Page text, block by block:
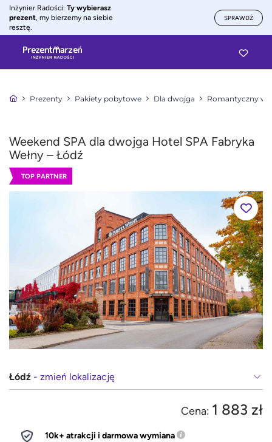
Inżynier Radości: Ty wybierasz
prezent, my bierzemy na siebie
resztę.
SPRAWDŹ
Prezenty Pakiety pobytowe Dla dwojga Romantyczny
Weekend SPA dla dwojga Hotel SPA Fabryka
Wełny – Łódź
TOP PARTNER
Łódź - zmień lokalizację
Cena: 1 883 zł
10k+ atrakcji i darmowa wymiana